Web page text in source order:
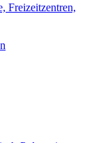
Freizeitzentren,